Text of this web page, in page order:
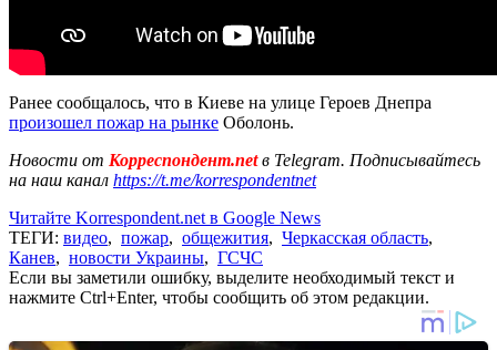
Ранее сообщалось, что в Киеве на улице Героев Днепра
произошел пожар на рынке Оболонь.
Новости от Корреспондент.netв Telegram. Подписывайтесь
на наш канал https://t.me/korrespondentnet
Читайте Korrespondent.net в Google News
ТЕГИ: видео, пожар, общежития, Черкасская область,
Канев, новости Украины, ГСЧС
Если вы заметили ошибку, выделите необходимый текст и
нажмите Ctrl+Enter, чтобы сообщить об этом редакции.